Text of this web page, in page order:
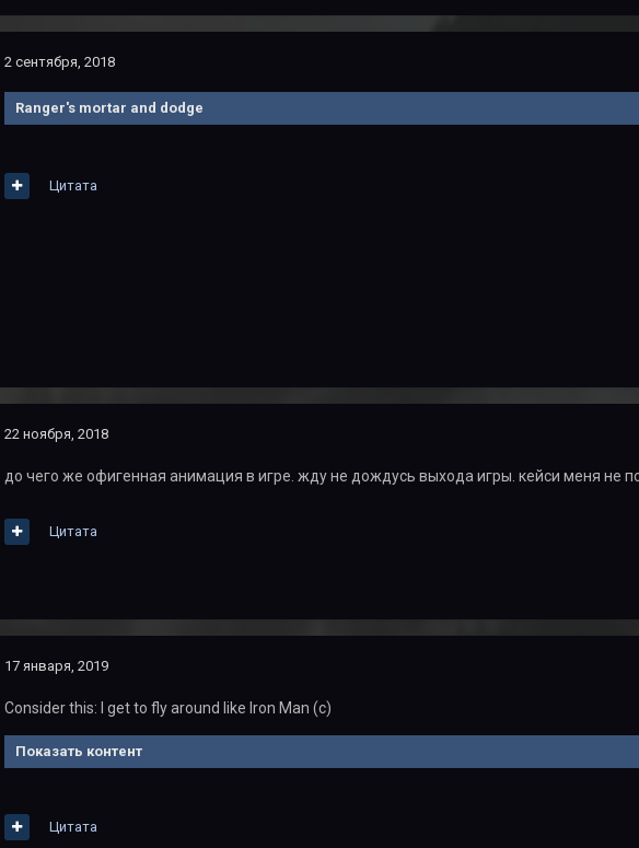
2 сентября, 2018
Ranger's mortar and dodge
Цитата
22 ноября, 2018
до чего же офигенная анимация в игре. жду не дождусь выхода игры. кейси меня не
Цитата
17 января, 2019
Consider this: I get to fly around like Iron Man (c)
Показать контент
Цитата